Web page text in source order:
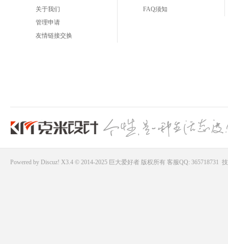
关于我们
管理申请
友情链接交换
FAQ须知
Powered by Discuz! X3.4 © 2014-2025 巨大爱好者版权所有 客服QQ: 365718731